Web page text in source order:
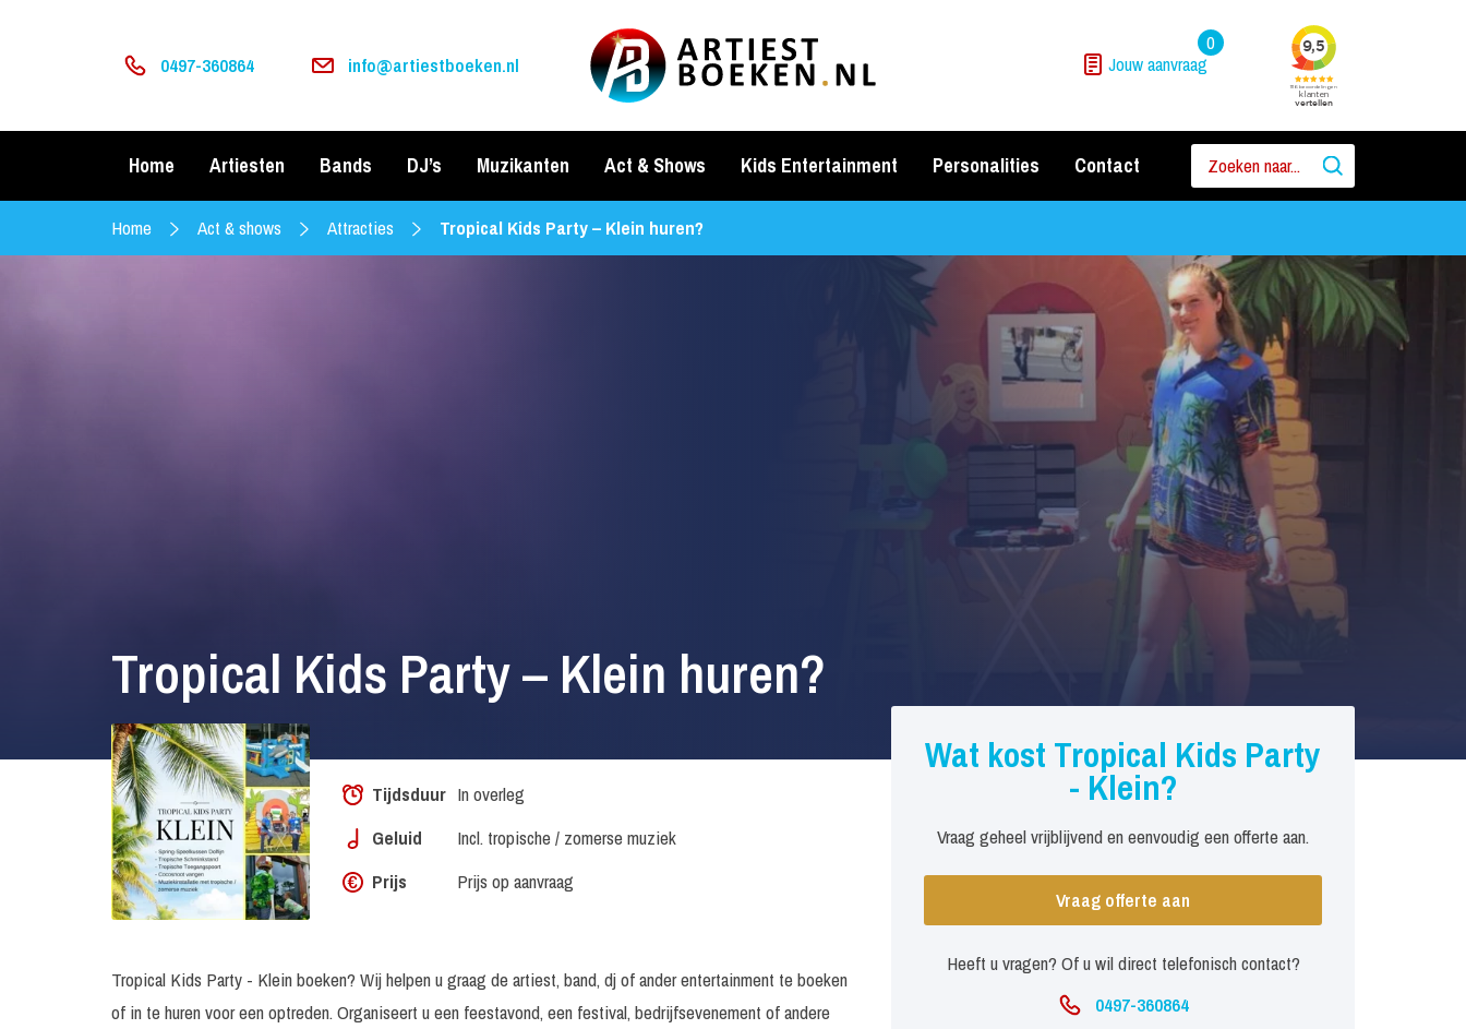
0497-360864 info@artiestboeken.nl Jouw aanvraag
0
Home Artiesten Bands DJ’s Muzikanten Act & Shows Kids Entertainment Personalities Contact
Home Act & shows Attracties Tropical Kids Party – Klein huren?
Tropical Kids Party – Klein huren?
Tijdsduur In overleg
Geluid
Incl. tropische / zomerse muziek
Prijs
Prijs op aanvraag
Tropical Kids Party - Klein boeken? Wij helpen u graag de artiest, band, dj of ander entertainment te boeken
of in te huren voor een optreden. Organiseert u een feestavond, een festival, bedrijfsevenement of andere
Wat kost Tropical Kids Party
- Klein?
Vraag geheel vrijblijvend en eenvoudig een offerte aan.
Vraag offerte aan
Heeft u vragen? Of u wil direct telefonisch contact?
0497-360864